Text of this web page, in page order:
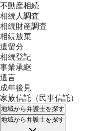
不動産相続
相続人調査
相続財産調査
相続放棄
遺留分
相続登記
事業承継
遺言
成年後見
家族信託（民事信託）
地域から弁護士を探す
地域から弁護士を探す